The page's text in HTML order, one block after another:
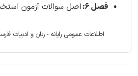
فصل 6: اصل سوالات آزمون استخدامی
اطلاعات عمومی رایانه - زبان و ادبیات